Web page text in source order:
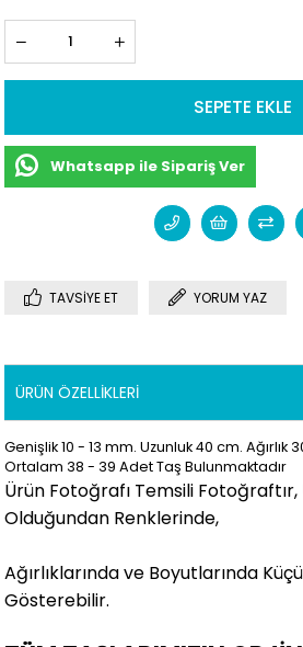
Whatsapp ile Sipariş Ver
TAVSIYE ET YORUM YAZ
ÜRÜN ÖZELLIKLERI
Genişlik 10 - 13 mm. Uzunluk 40 cm. Ağırlık
Ortalam 38 - 39 Adet Taş Bulunmaktadır
Ürün Fotoğrafı Temsili
Olduğundan Renklerinde,
Ağırlıklarında ve Boyutlarında
Gösterebilir.